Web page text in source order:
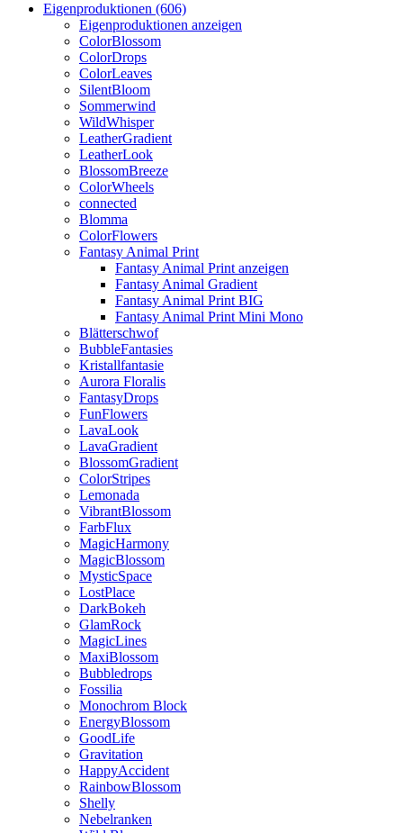
Eigenproduktionen (606)
Eigenproduktionen anzeigen
ColorBlossom
ColorDrops
ColorLeaves
SilentBloom
Sommerwind
WildWhisper
LeatherGradient
LeatherLook
BlossomBreeze
ColorWheels
connected
Blomma
ColorFlowers
Fantasy Animal Print
Fantasy Animal Print anzeigen
Fantasy Animal Gradient
Fantasy Animal Print BIG
Fantasy Animal Print Mini Mono
Blätterschwof
BubbleFantasies
Kristallfantasie
Aurora Floralis
FantasyDrops
FunFlowers
LavaLook
LavaGradient
BlossomGradient
ColorStripes
Lemonada
VibrantBlossom
FarbFlux
MagicHarmony
MagicBlossom
MysticSpace
LostPlace
DarkBokeh
GlamRock
MagicLines
MaxiBlossom
Bubbledrops
Fossilia
Monochrom Block
EnergyBlossom
GoodLife
Gravitation
HappyAccident
RainbowBlossom
Shelly
Nebelranken